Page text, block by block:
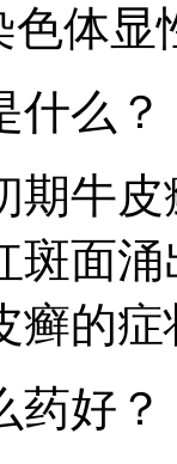
色体
什么？
期牛
斑面
癣的
药好？